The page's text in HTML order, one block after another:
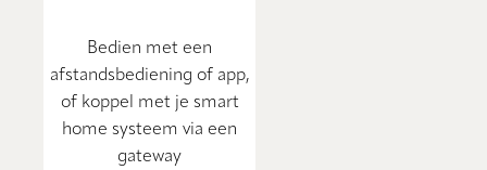
Bedien met een
afstandsbediening of app,
of koppel met je smart
home systeem via een
gateway